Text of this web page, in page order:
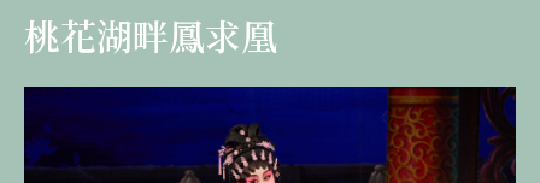
桃花湖畔鳳求凰